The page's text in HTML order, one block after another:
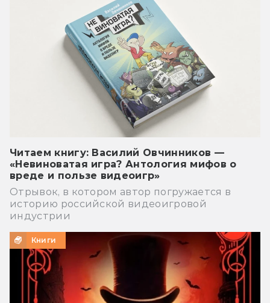
Читаем книгу: Василий Овчинников —
«Невиноватая игра? Антология мифов о
вреде и пользе видеоигр»
Отрывок, в котором автор погружается в
историю российской видеоигровой
индустрии
Книги